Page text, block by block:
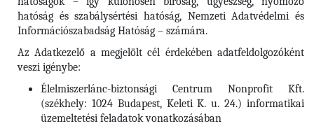
hatóság és szabálysértési hatóság, Nemzeti Adatvédelmi és
Információszabadság Hatóság – számára.
Az Adatkezelő a megjelölt cél érdekében adatfeldolgozóként
veszi igénybe:
Élelmiszerlánc-biztonsági Centrum Nonprofit Kft.
(székhely: 1024 Budapest, Keleti K. u. 24.) informatikai
üzemeltetési feladatok vonatkozásában